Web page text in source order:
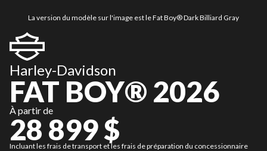
La version du modèle sur l'image est le Fat Boy® Dark Billiard Gray
Harley-Davidson
FAT BOY® 2026
À partir de
28 899 $
Incluant les frais de transport et les frais de préparation du concessionnaire